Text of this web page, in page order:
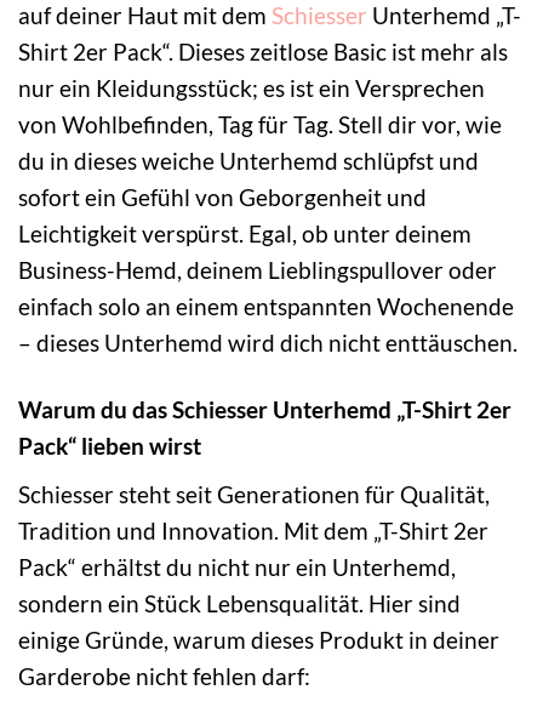
auf deiner Haut mit dem Schiesser Unterhemd „T-
Shirt 2er Pack“. Dieses zeitlose Basic ist mehr als
nur ein Kleidungsstück; es ist ein Versprechen
von Wohlbefinden, Tag für Tag. Stell dir vor, wie
du in dieses weiche Unterhemd schlüpfst und
sofort ein Gefühl von Geborgenheit und
Leichtigkeit verspürst. Egal, ob unter deinem
Business-Hemd, deinem Lieblingspullover oder
einfach solo an einem entspannten Wochenende
– dieses Unterhemd wird dich nicht enttäuschen.
Warum du das Schiesser Unterhemd „T-Shirt 2er
Pack“ lieben wirst
Schiesser steht seit Generationen für Qualität,
Tradition und Innovation. Mit dem „T-Shirt 2er
Pack“ erhältst du nicht nur ein Unterhemd,
sondern ein Stück Lebensqualität. Hier sind
einige Gründe, warum dieses Produkt in deiner
Garderobe nicht fehlen darf: